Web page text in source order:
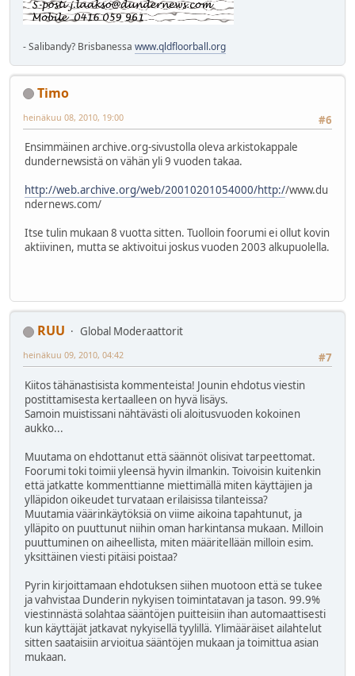
- Salibandy? Brisbanessa www.qldfloorball.org
Timo
#6
heinäkuu 08, 2010, 19:00
Ensimmäinen archive.org-sivustolla oleva arkistokappale
dundernewsistä on vähän yli 9 vuoden takaa.
http://web.archive.org/web/20010201054000/http://www.du
ndernews.com/
Itse tulin mukaan 8 vuotta sitten. Tuolloin foorumi ei ollut kovin
aktiivinen, mutta se aktivoitui joskus vuoden 2003 alkupuolella.
RUU
Global Moderaattorit
#7
heinäkuu 09, 2010, 04:42
Kiitos tähänastisista kommenteista! Jounin ehdotus viestin
postittamisesta kertaalleen on hyvä lisäys.
Samoin muistissani nähtävästi oli aloitusvuoden kokoinen
aukko...
Muutama on ehdottanut että säännöt olisivat tarpeettomat.
Foorumi toki toimii yleensä hyvin ilmankin. Toivoisin kuitenkin
että jatkatte kommenttianne miettimällä miten käyttäjien ja
ylläpidon oikeudet turvataan erilaisissa tilanteissa?
Muutamia väärinkäytöksiä on viime aikoina tapahtunut, ja
ylläpito on puuttunut niihin oman harkintansa mukaan. Milloin
puuttuminen on aiheellista, miten määritellään milloin esim.
yksittäinen viesti pitäisi poistaa?
Pyrin kirjoittamaan ehdotuksen siihen muotoon että se tukee
ja vahvistaa Dunderin nykyisen toimintatavan ja tason. 99.9%
viestinnästä solahtaa sääntöjen puitteisiin ihan automaattisesti
kun käyttäjät jatkavat nykyisellä tyylillä. Ylimääräiset ailahtelut
sitten saataisiin arvioitua sääntöjen mukaan ja toimittua asian
mukaan.